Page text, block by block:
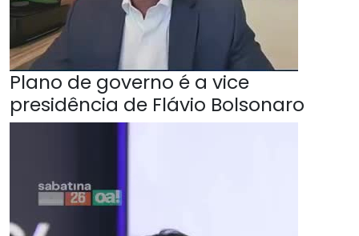
Plano de governo é a vice
presidência de Flávio Bolsonaro